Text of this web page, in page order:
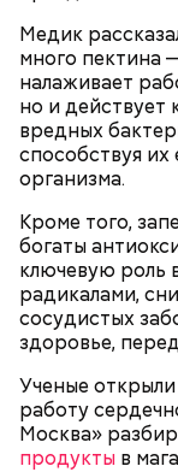
Медик
много пектина
налаживает
но и действует
вредных
способствуя
организма.
Кроме того,
богаты
ключевую роль
радикалами,
сосудистых
здоровье,
Ученые
работу
Москва»
продукты в
Спагетти из
— В дыне
представлен
хорошо,
помнить, что
увлекаться,
сахарным
подчеркнула